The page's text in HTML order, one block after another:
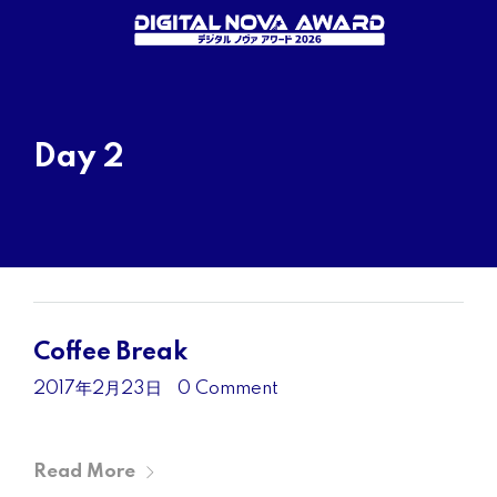
Day 2
Coffee Break
2017年2月23日 0 Comment
Read More